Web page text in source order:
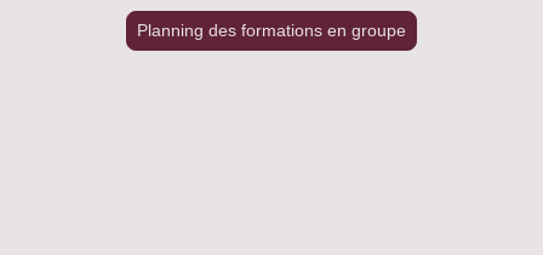
Planning des formations en groupe